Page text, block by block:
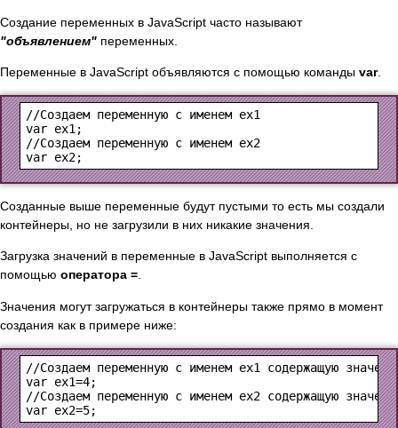
Создание переменных в JavaScript часто называют
"объявлением" переменных.
Переменные в JavaScript объявляются с помощью команды var.
//Создаем переменную с именем ex1
var ex1;
//Создаем переменную с именем ex2
Созданные выше переменные будут пустыми то есть мы создали
контейнеры, но не загрузили в них никакие значения.
Загрузка значений в переменные в JavaScript выполняется с
помощью оператора =.
Значения могут загружаться в контейнеры также прямо в момент
создания как в примере ниже:
//Создаем переменную с именем ex1 содержащую
var ex1=4;
//Создаем переменную с именем ex2 содержащую